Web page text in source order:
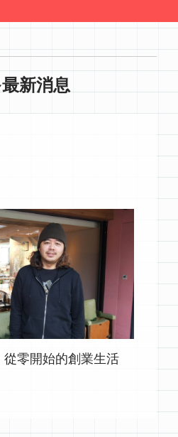
新消息
零開始的創業生活